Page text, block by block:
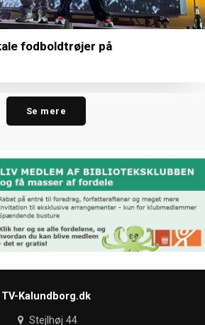
fodboldtrøjer på
Se mere
TV-Kalundborg.dk
Stejlhøj 44